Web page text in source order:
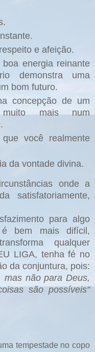
e afeição.
energia reinante
demonstra uma
bom futuro.
concepção de um
mais num
você realmente
da vontade divina.
onde a
satisfatoriamente,
para algo
bem mais difícil,
qualquer
LIGA, tenha fé no
da conjuntura, pois:
mas não para Deus,
são possíveis"
tempestade no copo